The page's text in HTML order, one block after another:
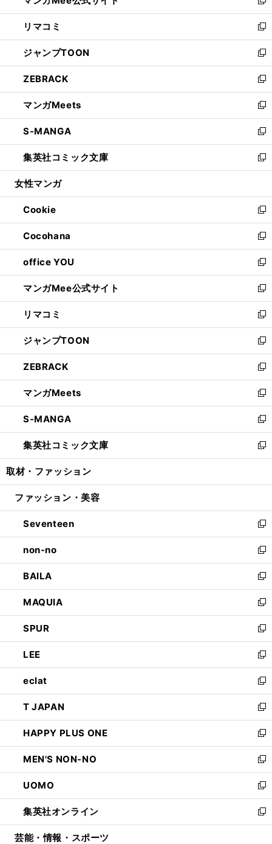
ウ
で
開
く
ン
ド
ウ
で
開
く
い
ウ
ィ
ン
ド
ウ
で
開
く
新
し
い
ウ
ィ
ン
ド
ウ
で
開
く
リマコミ
新
し
い
ウ
ィ
ン
ド
ウ
で
開
く
ジャンプTOON
新
し
い
ウ
ィ
ン
ド
ウ
で
開
ZEBRACK
新
し
い
ウ
ィ
ン
ド
ウ
開
く
マンガMeets
新
し
い
ウ
ィ
ン
ウ
で
開
く
S-MANGA
新
し
い
ウ
ン
ド
ウ
で
開
く
集英社コミック文庫
新
し
ウ
ィ
ン
ド
ウ
で
開
く
女性マンガ
Cookie
新
し
い
ウ
ィ
ン
ド
ウ
で
開
く
Cocohana
新
し
い
ウ
ィ
ン
ド
ウ
で
開
く
office YOU
新
し
い
ウ
ィ
ン
ド
ウ
で
開
く
マンガMee公式サイト
新
し
い
ウ
ィ
ン
ド
ウ
で
開
く
リマコミ
新
し
い
ウ
ィ
ン
ド
ウ
で
開
く
ジャンプTOON
新
し
い
ウ
ィ
ン
ド
ウ
で
開
ZEBRACK
新
し
い
ウ
ィ
ン
ド
ウ
開
マンガMeets
新
し
い
ウ
ィ
ン
ウ
開
く
S-MANGA
新
し
い
ウ
ン
ウ
で
開
く
集英社コミック文庫
新
し
ウ
ン
ド
ウ
で
開
く
取材・ファッション
ファッション・美容
Seventeen
新
し
い
ウ
ィ
ン
ド
ウ
で
開
く
non-no
新
し
い
ウ
ィ
ン
ド
ウ
で
開
く
BAILA
新
し
い
ウ
ィ
ン
ド
ウ
で
開
く
MAQUIA
新
し
い
ウ
ィ
ン
ド
ウ
で
開
く
SPUR
新
し
い
ウ
ィ
ン
ド
ウ
で
開
く
LEE
新
し
い
ウ
ィ
ン
ド
ウ
で
開
く
eclat
新
し
い
ウ
ィ
ン
ド
ウ
で
開
く
T JAPAN
新
し
い
ウ
ィ
ン
ド
ウ
で
開
HAPPY PLUS ONE
新
し
い
ウ
ィ
ン
ド
ウ
MEN'S NON-NO
新
し
い
ウ
ィ
ン
UOMO
新
し
い
ウ
集英社オンライン
新
し
芸能・情報・スポーツ